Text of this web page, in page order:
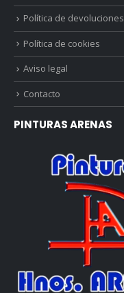
Política de devoluciones
Política de cookies
Aviso legal
Contacto
PINTURAS ARENAS